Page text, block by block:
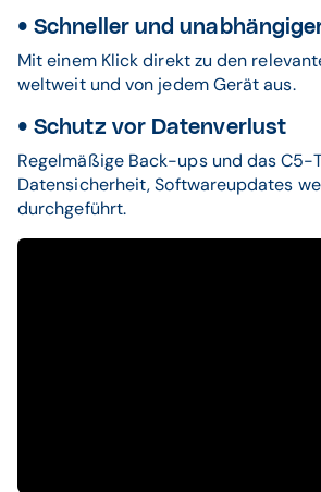
• Schneller und
Mit einem Klick direkt zu den
weltweit und von jedem Gerät aus.
• Schutz vor Datenverlust
Regelmäßige Back-ups und das C5-
Datensicherheit, Softwareupdates
durchgeführt.